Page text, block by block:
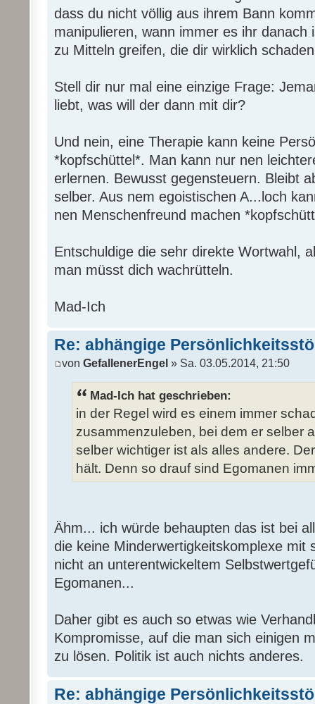
dass du nicht völlig aus ihrem Bann
manipulieren, wann immer es ihr danach
zu Mitteln greifen, die dir wirklich
Stell dir nur mal eine einzige Frage:
liebt, was will der dann mit dir?
Und nein, eine Therapie kann keine
*kopfschüttel*. Man kann nur nen
erlernen. Bewusst gegensteuern. Bleibt
selber. Aus nem egoistischen A...loch
nen Menschenfreund machen
Entschuldige die sehr direkte Wortwahl,
man müsst dich wachrütteln.
Mad-Ich
Re: abhängige
von GefallenerEngel » Sa. 03.05.2014, 21:50
Mad-Ich hat geschrieben:
in der Regel wird es einem immer
zusammenzuleben, bei dem er selber
selber wichtiger ist als alles andere.
hält. Denn so drauf sind Egomanen
Ähm... ich würde behaupten das ist bei
die keine Minderwertigkeitskomplexe mit
nicht an unterentwickeltem
Egomanen...
Daher gibt es auch so etwas wie
Kompromisse, auf die man sich einigen
zu lösen. Politik ist auch nichts anderes.
Re: abhängige